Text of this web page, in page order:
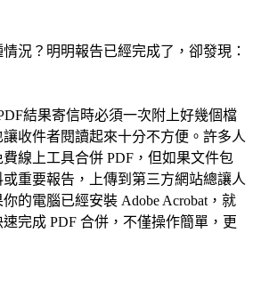
況？明明報告已經完成了，卻發現：
結果寄信時必須一次附上好幾個檔
收件者閱讀起來十分不方便。許多人
線上工具合併 PDF，但如果文件包
重要報告，上傳到第三方網站總讓人
的電腦已經安裝 Adobe Acrobat，就
完成 PDF 合併，不僅操作簡單，更